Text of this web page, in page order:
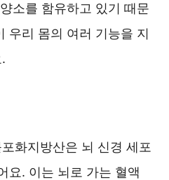
소를 함유하고 있기 때문
우리 몸의 여러 기능을 지
화지방산은 뇌 신경 세포
요. 이는 뇌로 가는 혈액